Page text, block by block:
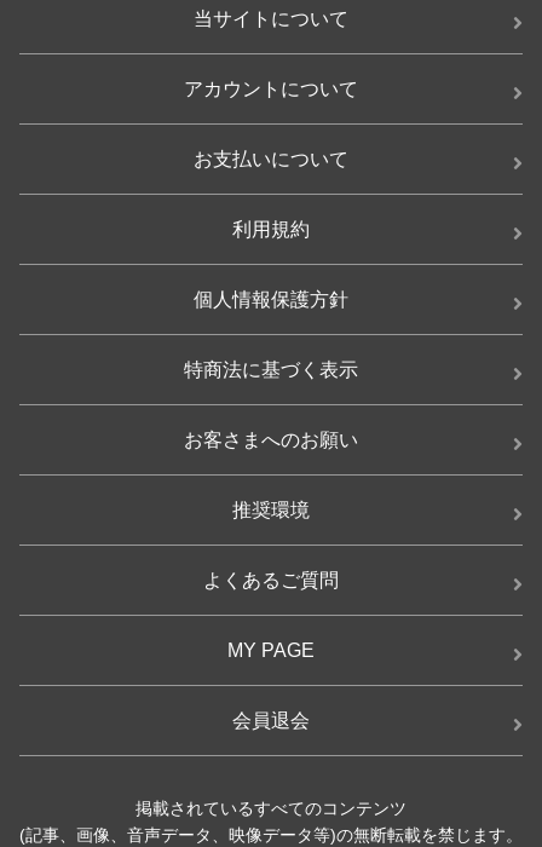
当サイトについて
アカウントについて
お支払いについて
利用規約
個人情報保護方針
特商法に基づく表示
お客さまへのお願い
推奨環境
よくあるご質問
MY PAGE
会員退会
掲載されているすべてのコンテンツ
(記事、画像、音声データ、映像データ等)の無断転載を禁じます。